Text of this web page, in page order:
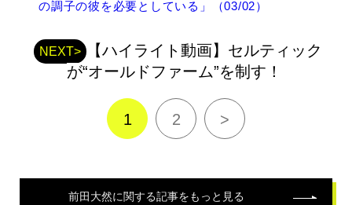
記
事
の調子の彼を必要としている」（03/02）
NEXT>
【ハイライト動画】セルティック
が“オールドファーム”を制す！
1 2 >
前田大然に関する記事をもっと見る